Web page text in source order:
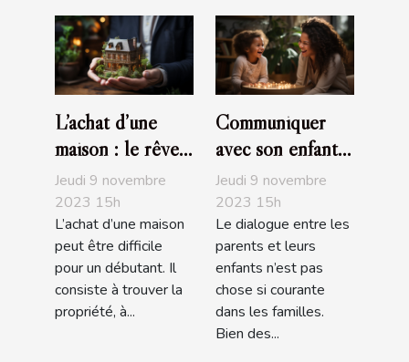
L’achat d’une
maison : le rêve
de tous
Jeudi 9 novembre
2023 15h
L’achat d’une maison
peut être difficile
pour un débutant. Il
consiste à trouver la
propriété, à...
Communiquer
avec son enfant :
comment s’y
prendre ?
Jeudi 9 novembre
2023 15h
Le dialogue entre les
parents et leurs
enfants n’est pas
chose si courante
dans les familles.
Bien des...